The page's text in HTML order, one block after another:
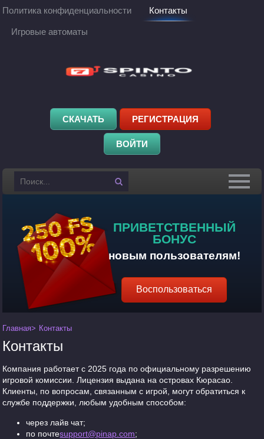
Политика конфиденциальности Контакты
Игровые автоматы
СКАЧАТЬ РЕГИСТРАЦИЯ
ВОЙТИ
ПРИВЕТСТВЕННЫЙ
БОНУС
новым пользователям!
Воспользоваться
Главная> Контакты
Контакты
Компания работает с 2025 года по официальному разрешению
игровой комиссии. Лицензия выдана на островах Кюрасао.
Клиенты, по вопросам, связанным с игрой, могут обратиться к
службе поддержки, любым удобным способом:
через лайв чат;
по почтеsupport@pinap.com;